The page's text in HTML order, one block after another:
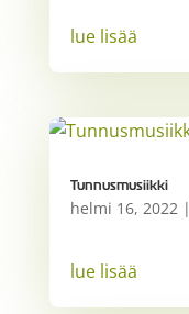
lue lisää
Tunnusmusiikki
helmi 16, 2022|
lue lisää